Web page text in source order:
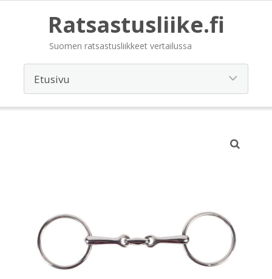
Ratsastusliike.fi
Suomen ratsastusliikkeet vertailussa